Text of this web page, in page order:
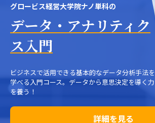
グロービス経営大学院ナノ単科の
データ・アナリティク
ス入門
ビジネスで活用できる基本的なデータ分析手法を
学べる入門コース。データから意思決定を導く力
を養う！
詳細を見る